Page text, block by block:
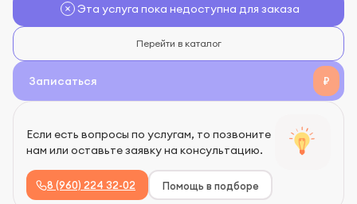
Эта услуга пока недоступна для заказа
Перейти в каталог
Записаться ₽
Если есть вопросы по услугам, то позвоните
нам или оставьте заявку на консультацию.
8 (960) 224 32-02 Помощь в подборе